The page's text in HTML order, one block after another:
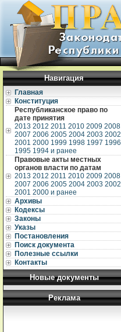
Навигация
Главная
Конституция
Республиканское право по
дате принятия
2013 2012 2011 2010 2009 2008
2007 2006 2005 2004 2003 2002
2001 2000 1999 1998 1997 1996
1995 1994 и ранее
Правовые акты местных
органов власти по датам
2013 2012 2011 2010 2009 2008
2007 2006 2005 2004 2003 2002
2001 2000 и ранее
Архивы
Кодексы
Законы
Указы
Постановления
Поиск документа
Полезные ссылки
Контакты
Новые документы
Реклама